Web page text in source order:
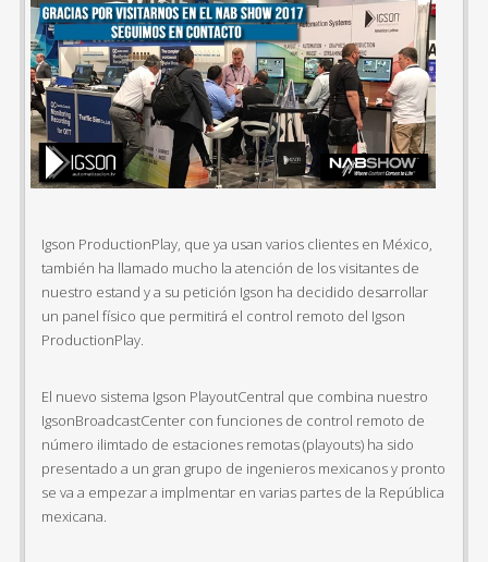
Igson ProductionPlay, que ya usan varios clientes en México,
también ha llamado mucho la atención de los visitantes de
nuestro estand y a su petición Igson ha decidido desarrollar
un panel físico que permitirá el control remoto del Igson
ProductionPlay.
El nuevo sistema Igson PlayoutCentral que combina nuestro
IgsonBroadcastCenter con funciones de control remoto de
número ilimtado de estaciones remotas (playouts) ha sido
presentado a un gran grupo de ingenieros mexicanos y pronto
se va a empezar a implmentar en varias partes de la República
mexicana.